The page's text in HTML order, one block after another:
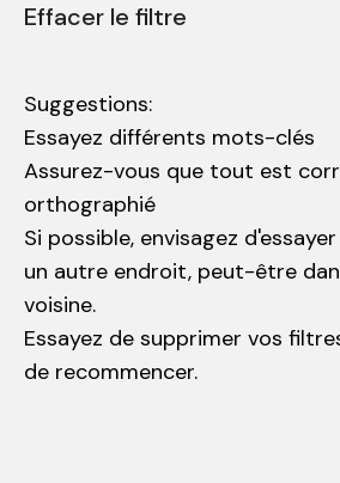
Effacer le filtre
Suggestions:
Essayez différents mots-clés
Assurez-vous que tout est
orthographié
Si possible, envisagez
un autre endroit, peut-être
voisine.
Essayez de supprimer vos
de recommencer.